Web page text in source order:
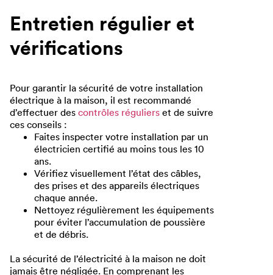
Entretien régulier et
vérifications
Pour garantir la sécurité de votre installation
électrique à la maison, il est recommandé
d’effectuer des contrôles réguliers et de suivre
ces conseils :
Faites inspecter votre installation par un
électricien certifié au moins tous les 10
ans.
Vérifiez visuellement l’état des câbles,
des prises et des appareils électriques
chaque année.
Nettoyez régulièrement les équipements
pour éviter l’accumulation de poussière
et de débris.
La sécurité de l’électricité à la maison ne doit
jamais être négligée. En comprenant les